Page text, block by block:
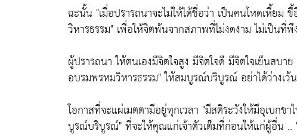
ฉะนั้น "เมื่อปรารถนาจะไม่ให้ได้ชื่อว่า เป็นคนโหดเหี้ยม
วิหารธรรม" เพื่อให้จิตพ้นจากสภาพที่ไม่งดงาม ไม่เป็นที่
ผู้ปรารถนา ให้ตนเองมีจิตใจสูง มีจิตใจดี มีจิตใจเย็นสบาย
อบรมพรหมวิหารธรรม"ให้สมบูรณ์บริบูรณ์ อย่าได้ว่างเว้น
โอกาสที่จะแผ่เมตตามีอยู่ทุกเวลา "มีสติระวังให้มีอุเบกข
บูรณ์บริบูรณ์"ที่จะให้คุณแก่เจ้าตัวเต็มที่ก่อนให้แก่ผู้อื่น ..